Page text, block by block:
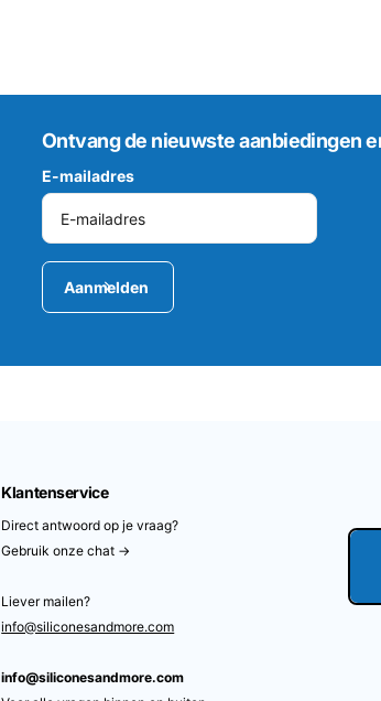
Ontvang de nieuwste aanbiedingen
E-mailadres
Aanmelden
Klantenservice
Direct antwoord op je vraag?
Gebruik onze chat →
Liever mailen?
info@siliconesandmore.com
info@siliconesandmore.com